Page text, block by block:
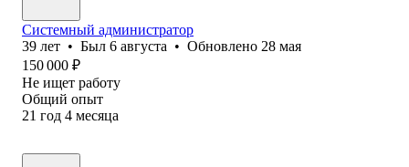
Системный администратор
39 лет • Был 6 августа • Обновлено 28 мая
150 000 ₽
Не ищет работу
Общий опыт
21 год 4 месяца